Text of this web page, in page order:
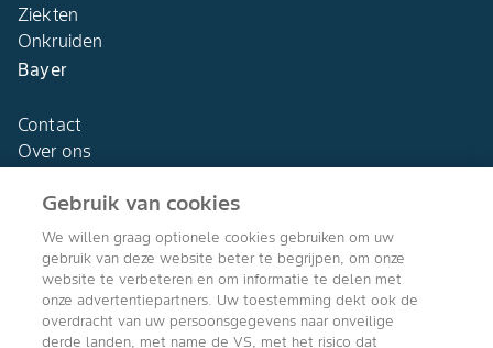
Ziekten
Onkruiden
Bayer
Contact
Over ons
Agro Bayer
Nederland
Gebruik van cookies
We willen graag optionele cookies gebruiken om uw
gebruik van deze website beter te begrijpen, om onze
website te verbeteren en om informatie te delen met
onze advertentiepartners. Uw toestemming dekt ook de
overdracht van uw persoonsgegevens naar onveilige
derde landen, met name de VS, met het risico dat